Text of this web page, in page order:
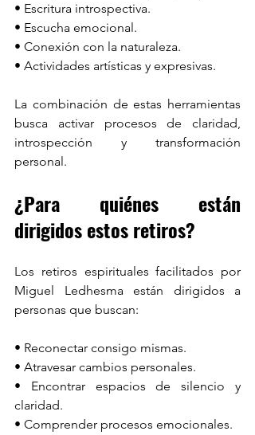
• Escritura introspectiva.
• Escucha emocional.
• Conexión con la naturaleza.
• Actividades artísticas y expresivas.
La combinación de estas herramientas
busca activar procesos de claridad,
introspección y transformación
personal.
¿Para quiénes están
dirigidos estos retiros?
Los retiros espirituales facilitados por
Miguel Ledhesma están dirigidos a
personas que buscan:
• Reconectar consigo mismas.
• Atravesar cambios personales.
• Encontrar espacios de silencio y
claridad.
• Comprender procesos emocionales.